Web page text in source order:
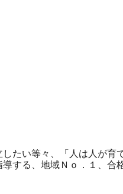
たい等々、「人は人が育
する、地域Ｎｏ．１、合